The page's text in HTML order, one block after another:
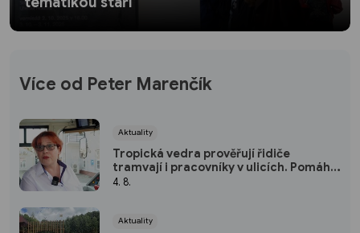
Více od Peter Marenčík
Aktuality
Tropická vedra prověřují řidiče
tramvají i pracovníky v ulicích. Pomáhá
klimatizace i úprava směn
4. 8.
Aktuality